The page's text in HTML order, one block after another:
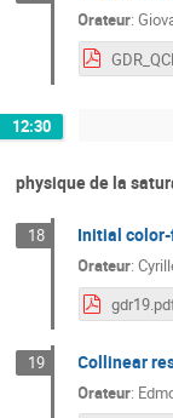
Orateur:
12:30
physique de la
18 Initial
Orateur:
19 Collinear
Orateur: